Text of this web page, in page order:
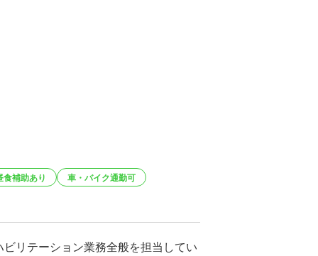
食補助あり 車・バイク通勤可
リテーション業務全般を担当してい